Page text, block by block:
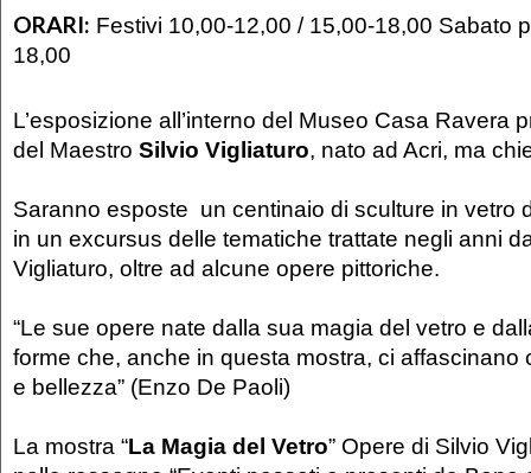
ORARI: Festivi 10,00-12,00 / 15,00-18,00 Sabato
18,00
L’esposizione all’interno del Museo Casa Ravera
del Maestro Silvio Vigliaturo, nato ad Acri, ma
Saranno esposte un centinaio di sculture in vetro
in un excursus delle tematiche trattate negli anni
Vigliaturo, oltre ad alcune opere pittoriche.
“Le sue opere nate dalla sua magia del vetro e
forme che, anche in questa mostra, ci affascinano
e bellezza” (Enzo De Paoli)
La mostra “La Magia del Vetro” Opere di Silvio